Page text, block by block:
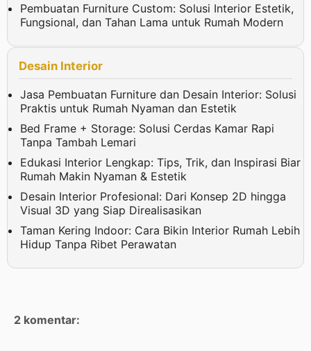
Pembuatan Furniture Custom: Solusi Interior Estetik,
Fungsional, dan Tahan Lama untuk Rumah Modern
Desain Interior
Jasa Pembuatan Furniture dan Desain Interior: Solusi
Praktis untuk Rumah Nyaman dan Estetik
Bed Frame + Storage: Solusi Cerdas Kamar Rapi
Tanpa Tambah Lemari
Edukasi Interior Lengkap: Tips, Trik, dan Inspirasi Biar
Rumah Makin Nyaman & Estetik
Desain Interior Profesional: Dari Konsep 2D hingga
Visual 3D yang Siap Direalisasikan
Taman Kering Indoor: Cara Bikin Interior Rumah Lebih
Hidup Tanpa Ribet Perawatan
2 komentar: